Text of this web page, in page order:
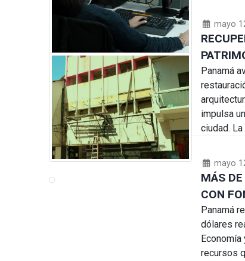
mayo
Panamá
impulsa
ciudad.
mayo
MÁS
CON
Panamá
dólares
recursos